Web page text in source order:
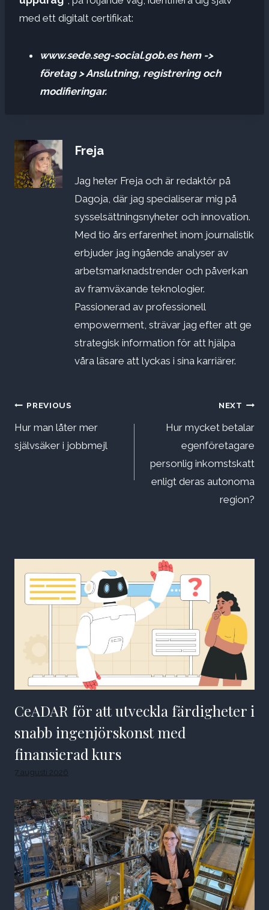
med ett digitalt certifikat:
www.sede.seg-social.gob.es hem ->
företag > Anslutning, registrering och
modifieringar.
Freja
Jag heter Freja och är redaktör på
Dagoja, där jag specialiserar mig på
sysselsättningsnyheter och innovation.
Med tio års erfarenhet inom journalistik
erbjuder jag ingående analyser av
arbetsmarknadstrender och påverkan
av framväxande teknologier.
Passionerad av professionell
empowerment, strävar jag efter att ge
strategisk information för att hjälpa
våra läsare att lyckas i sina karriärer.
Inläggsnavigering
PREVIOUS
Hur man låter mer
självsäker i jobbmejl
NEXT
Hur mycket betalar
egenföretagare
personlig inkomstskatt
enligt deras autonoma
region?
CeADAR för att utveckla färdigheter i
snabb ingenjörskonst med
finansierad kurs
7 augusti 2026